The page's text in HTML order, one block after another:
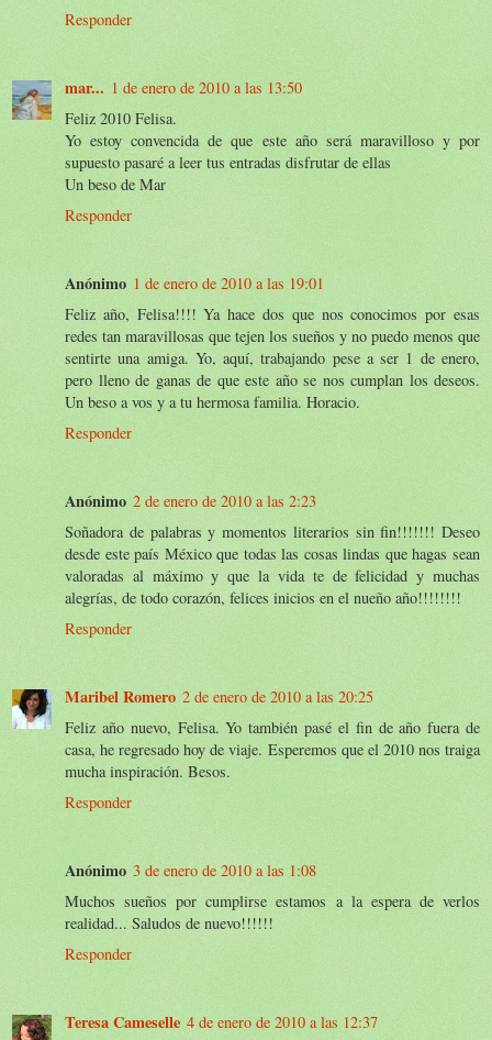
Responder
mar... 1 de enero de 2010 a las 13:50
Feliz 2010 Felisa.
Yo estoy convencida de que este año será maravilloso y por
supuesto pasaré a leer tus entradas disfrutar de ellas
Un beso de Mar
Responder
Anónimo 1 de enero de 2010 a las 19:01
Feliz año, Felisa!!!! Ya hace dos que nos conocimos por esas
redes tan maravillosas que tejen los sueños y no puedo menos que
sentirte una amiga. Yo, aquí, trabajando pese a ser 1 de enero,
pero lleno de ganas de que este año se nos cumplan los deseos.
Un beso a vos y a tu hermosa familia. Horacio.
Responder
Anónimo 2 de enero de 2010 a las 2:23
Soñadora de palabras y momentos literarios sin fin!!!!!!! Deseo
desde este país México que todas las cosas lindas que hagas sean
valoradas al máximo y que la vida te de felicidad y muchas
alegrías, de todo corazón, felices inicios en el nueño año!!!!!!!!
Responder
Maribel Romero 2 de enero de 2010 a las 20:25
Feliz año nuevo, Felisa. Yo también pasé el fin de año fuera de
casa, he regresado hoy de viaje. Esperemos que el 2010 nos traiga
mucha inspiración. Besos.
Responder
Anónimo 3 de enero de 2010 a las 1:08
Muchos sueños por cumplirse estamos a la espera de verlos
realidad... Saludos de nuevo!!!!!!
Responder
Teresa Cameselle 4 de enero de 2010 a las 12:37